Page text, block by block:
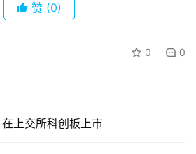
赞 (0)
0 0
上交所科创板上市